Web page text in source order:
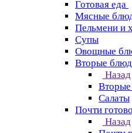
Готовая еда
Мясные
Пельмени и
Супы
Овощные
Вторые
Назад
Салаты
Почти готово
Назад